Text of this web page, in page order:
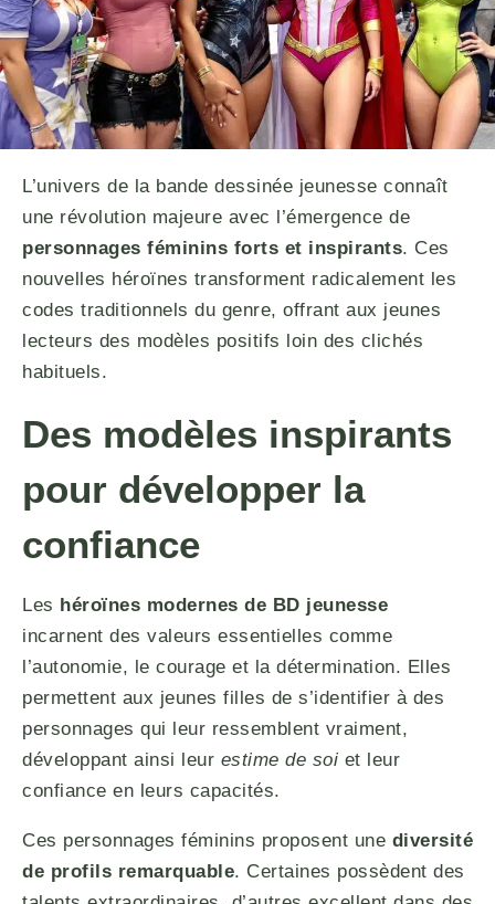
L’univers de la bande dessinée jeunesse connaît
une révolution majeure avec l’émergence de
personnages féminins forts et inspirants. Ces
nouvelles héroïnes transforment radicalement les
codes traditionnels du genre, offrant aux jeunes
lecteurs des modèles positifs loin des clichés
habituels.
Des modèles inspirants
pour développer la
confiance
Les héroïnes modernes de BD jeunesse
incarnent des valeurs essentielles comme
l’autonomie, le courage et la détermination. Elles
permettent aux jeunes filles de s’identifier à des
personnages qui leur ressemblent vraiment,
développant ainsi leur estime de soi et leur
confiance en leurs capacités.
Ces personnages féminins proposent une diversité
de profils remarquable. Certaines possèdent des